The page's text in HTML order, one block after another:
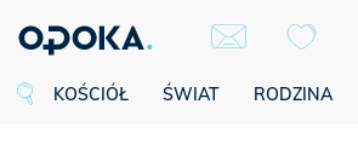
KOŚCIÓŁ ŚWIAT RODZINA